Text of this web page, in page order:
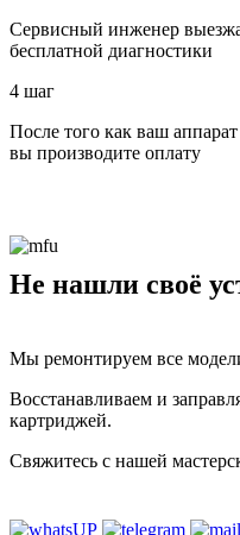
Сервисный инженер
бесплатной диагностики
4 шаг
После того как ваш
вы производите оплату
Не нашли своё
Мы ремонтируем все
Восстанавливаем и
картриджей.
Свяжитесь с нашей